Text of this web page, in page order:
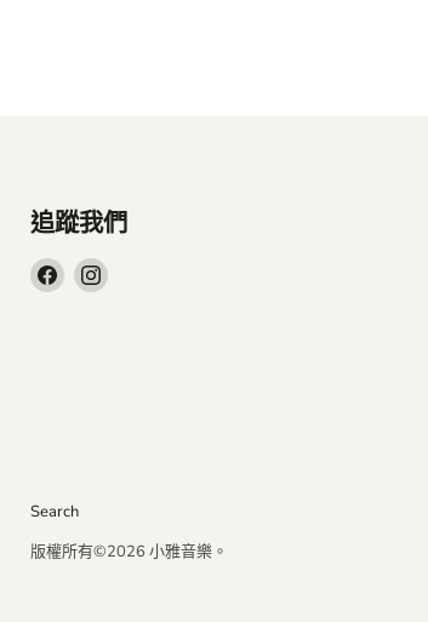
追蹤我們
在
在
Search
版權所有©2026 小雅音樂。